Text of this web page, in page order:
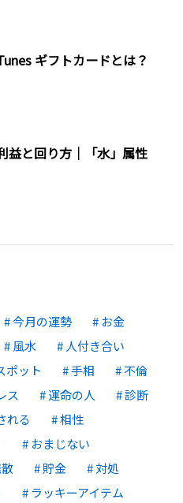
ギフトカードとは？
益と回り方│「水」属性
今月の運勢
お金
風水
人付き合い
ポット 手相
不倫
ス 運命の人
診断
れる
相性
おまじない
貯金
対処
ラッキーアイテム